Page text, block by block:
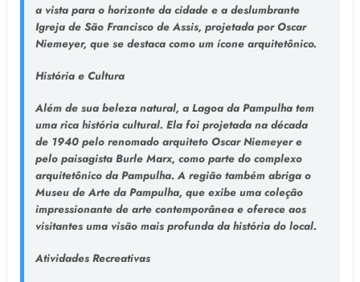
a vista para o horizonte da cidade e a deslumbrante
Igreja de São Francisco de Assis, projetada por Oscar
Niemeyer, que se destaca como um ícone arquitetônico.
História e Cultura
Além de sua beleza natural, a Lagoa da Pampulha tem
uma rica história cultural. Ela foi projetada na década
de 1940 pelo renomado arquiteto Oscar Niemeyer e
pelo paisagista Burle Marx, como parte do complexo
arquitetônico da Pampulha. A região também abriga o
Museu de Arte da Pampulha, que exibe uma coleção
impressionante de arte contemporânea e oferece aos
visitantes uma visão mais profunda da história do local.
Atividades Recreativas